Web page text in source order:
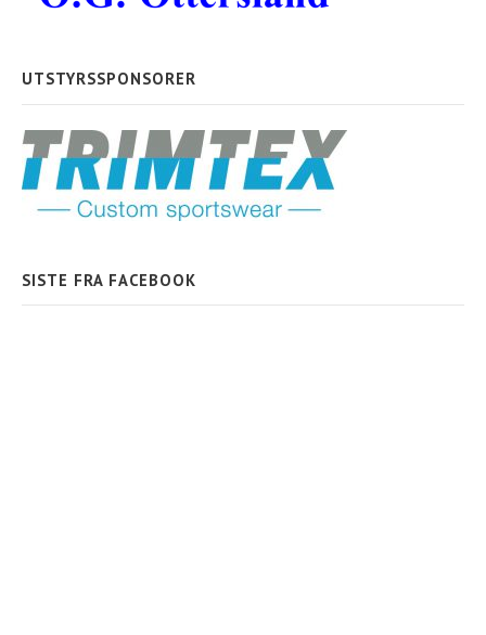
UTSTYRSSPONSORER
SISTE FRA FACEBOOK